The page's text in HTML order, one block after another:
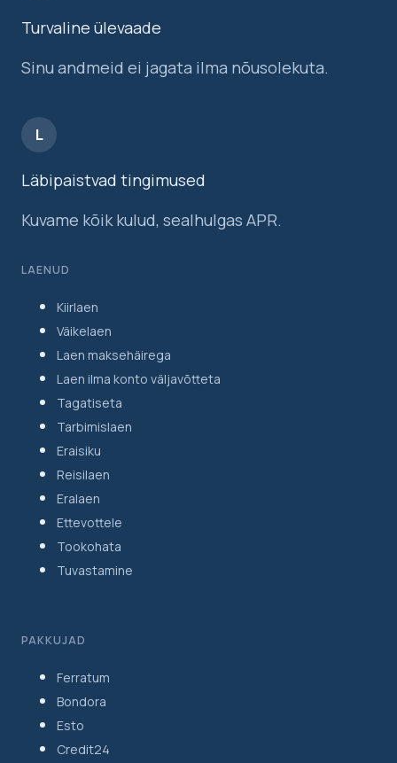
Turvaline ülevaade
Sinu andmeid ei jagata ilma nõusolekuta.
L
Läbipaistvad tingimused
Kuvame kõik kulud, sealhulgas APR.
LAENUD
Kiirlaen
Väikelaen
Laen maksehäirega
Laen ilma konto väljavõtteta
Tagatiseta
Tarbimislaen
Eraisiku
Reisilaen
Eralaen
Ettevottele
Tookohata
Tuvastamine
PAKKUJAD
Ferratum
Bondora
Esto
Credit24